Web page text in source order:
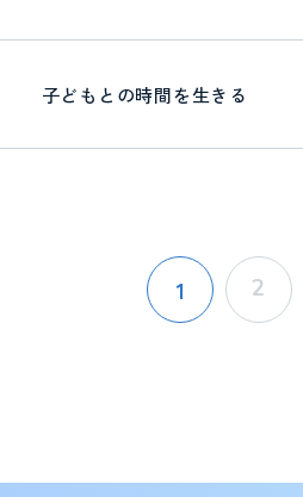
子どもとの時間を生きる
1 2